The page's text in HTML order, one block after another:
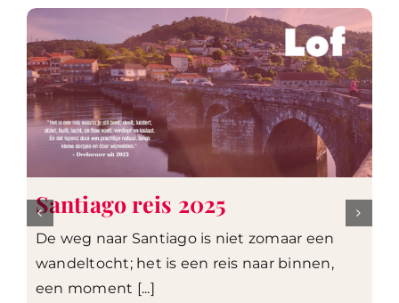
Santiago reis 2025
De weg naar Santiago is niet zomaar een
wandeltocht; het is een reis naar binnen,
een moment [...]